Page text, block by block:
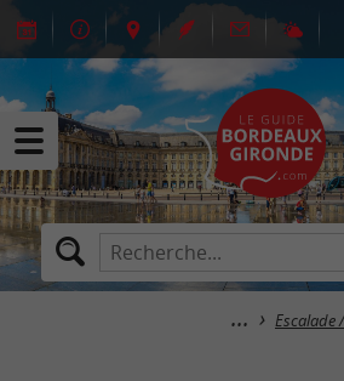
Escalade